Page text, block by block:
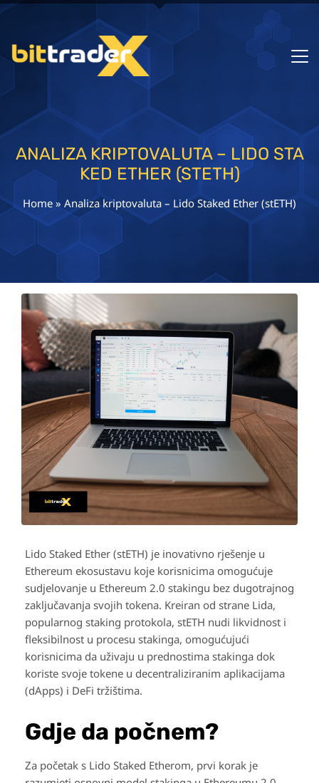
ANALIZA KRIPTOVALUTA – LIDO STA
KED ETHER (STETH)
Home » Analiza kriptovaluta – Lido Staked Ether (stETH)
Lido Staked Ether (stETH) je inovativno rješenje u
Ethereum ekosustavu koje korisnicima omogućuje
sudjelovanje u Ethereum 2.0 stakingu bez dugotrajnog
zaključavanja svojih tokena. Kreiran od strane Lida,
popularnog staking protokola, stETH nudi likvidnost i
fleksibilnost u procesu stakinga, omogućujući
korisnicima da uživaju u prednostima stakinga dok
koriste svoje tokene u decentraliziranim aplikacijama
(dApps) i DeFi tržištima.
Gdje da počnem?
Za početak s Lido Staked Etherom, prvi korak je